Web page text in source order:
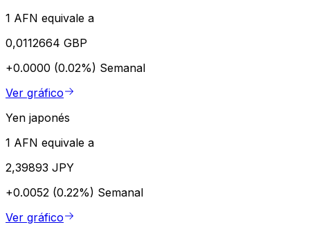
1 AFN equivale a
0,0112664 GBP
+0.0000 (0.02%) Semanal
Ver gráfico
Yen japonés
1 AFN equivale a
2,39893 JPY
+0.0052 (0.22%) Semanal
Ver gráfico